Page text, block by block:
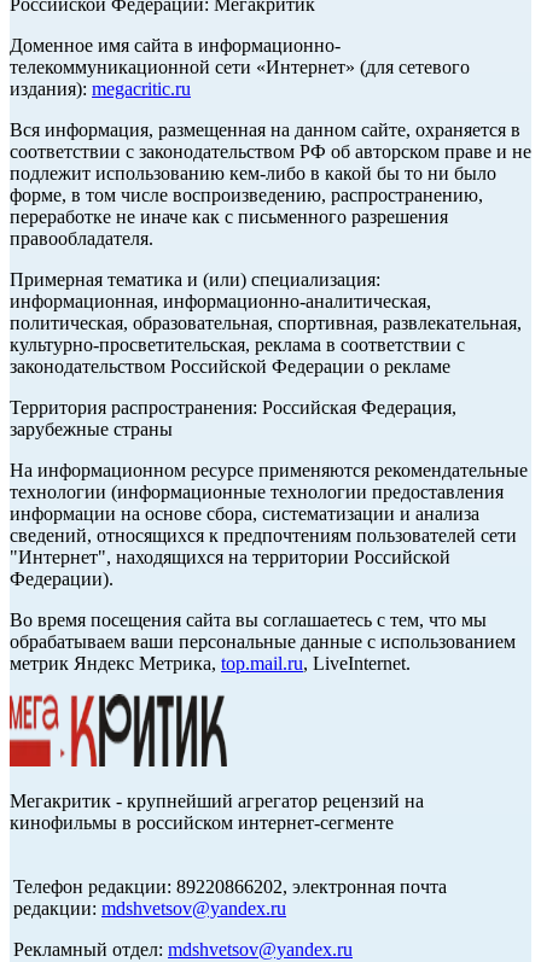
Российской Федерации: Мегакритик
Доменное имя сайта в информационно-
телекоммуникационной сети «Интернет» (для сетевого
издания): megacritic.ru
Вся информация, размещенная на данном сайте, охраняется в
соответствии с законодательством РФ об авторском праве и не
подлежит использованию кем-либо в какой бы то ни было
форме, в том числе воспроизведению, распространению,
переработке не иначе как с письменного разрешения
правообладателя.
Примерная тематика и (или) специализация:
информационная, информационно-аналитическая,
политическая, образовательная, спортивная, развлекательная,
культурно-просветительская, реклама в соответствии с
законодательством Российской Федерации о рекламе
Территория распространения: Российская Федерация,
зарубежные страны
На информационном ресурсе применяются рекомендательные
технологии (информационные технологии предоставления
информации на основе сбора, систематизации и анализа
сведений, относящихся к предпочтениям пользователей сети
"Интернет", находящихся на территории Российской
Федерации).
Во время посещения сайта вы соглашаетесь с тем, что мы
обрабатываем ваши персональные данные с использованием
метрик Яндекс Метрика, top.mail.ru, LiveInternet.
Мегакритик - крупнейший агрегатор рецензий на
кинофильмы в российском интернет-сегменте
Телефон редакции: 89220866202, электронная почта
редакции: mdshvetsov@yandex.ru
Рекламный отдел: mdshvetsov@yandex.ru